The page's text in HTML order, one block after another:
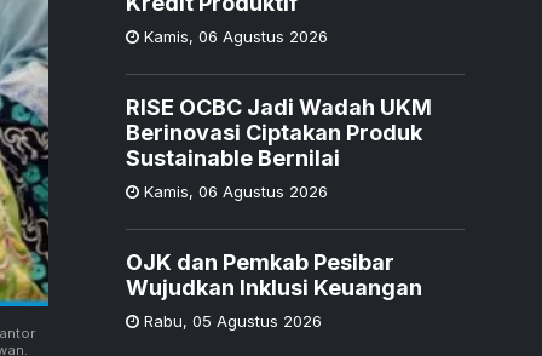
Kamis, 06 Agustus 2026
RISE OCBC Jadi Wadah UKM
Berinovasi Ciptakan Produk
Sustainable Bernilai
Kamis, 06 Agustus 2026
OJK dan Pemkab Pesibar
Wujudkan Inklusi Keuangan
Rabu, 05 Agustus 2026